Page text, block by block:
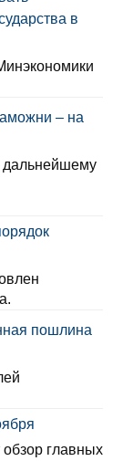
в
– на
пошлина
главных